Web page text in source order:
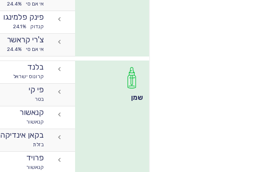
אי אם סי 24.4%
פינק פלמינגו
קנדוק 24.1%
צ'רי קראשר
אי אם סי 24.4%
שמן
בלנד
קרונוס ישראל
פי קי
בטר
קנאשור
קנאשור
בקאן אינדיקה
בזלת
פרויד
קנאשור